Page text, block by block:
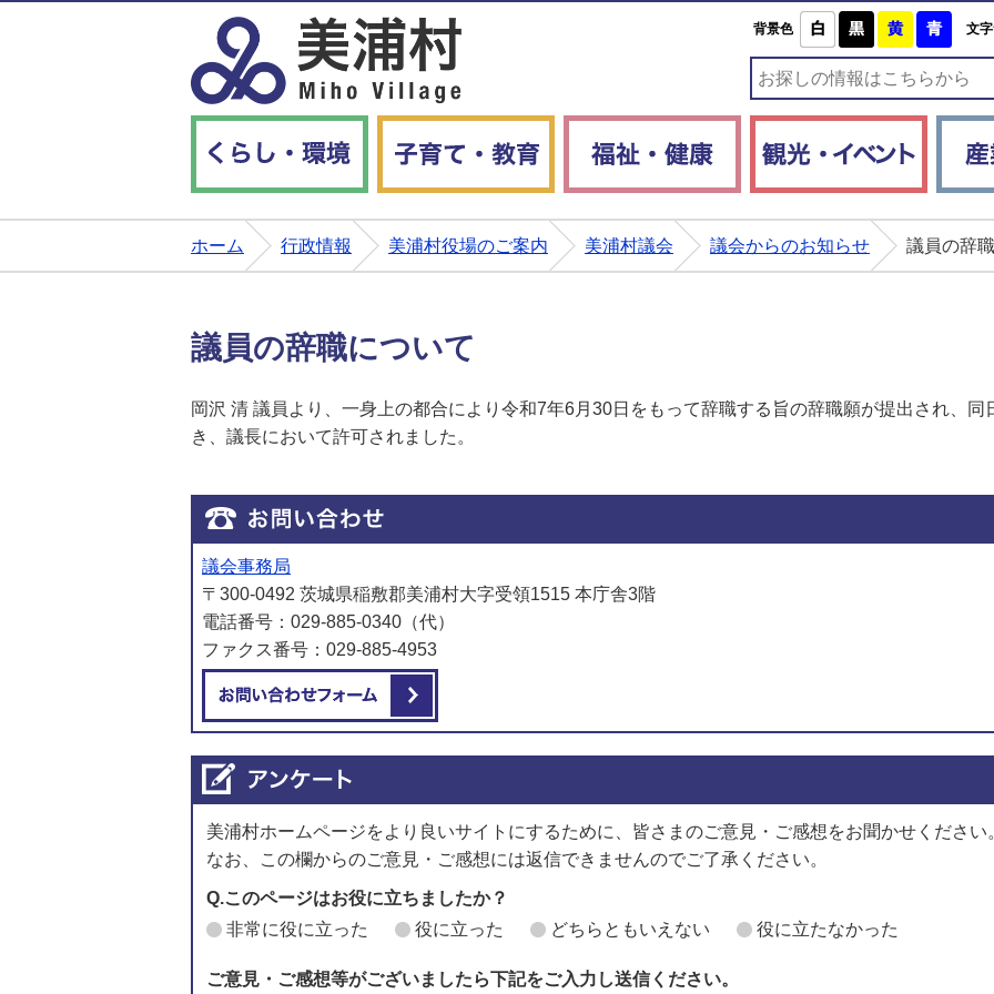
背景色 白 黒 黄 青文
ホーム 行政情報 美浦村役場のご案内 美浦村議会 議会からのお知らせ 議員の辞
議員の辞職について
岡沢 清 議員より、一身上の都合により令和7年6月30日をもって辞職する旨の辞職願が提出され、
き、議長において許可されました。
議会事務局
〒300-0492 茨城県稲敷郡美浦村大字受領1515 本庁舎3階
電話番号：029-885-0340（代）
ファクス番号：029-885-4953
美浦村ホームページをより良いサイトにするために、皆さまのご意見・ご感想をお聞かせください
なお、この欄からのご意見・ご感想には返信できませんのでご了承ください。
Q.このページはお役に立ちましたか？
非常に役に立った
役に立った どちらともいえない 役に立たなかった
ご意見・ご感想等がございましたら下記をご入力し送信ください。